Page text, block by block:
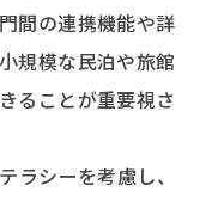
間の連携機能や詳
規模な民泊や旅館
ることが重要視さ
ラシーを考慮し、